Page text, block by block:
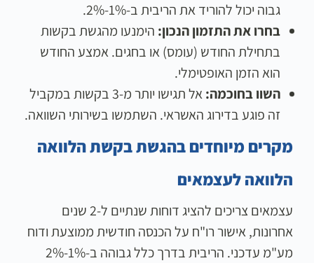
גבוה יכול להוריד את הריבית ב-1%-2%.
בחרו את התזמון הנכון: הימנעו מהגשת בקשות
בתחילת החודש (עומס) או בחגים. אמצע החודש
הוא הזמן האופטימלי.
השוו בחוכמה:
אל תגישו יותר מ-3 בקשות במקביל
זה פוגע בדירוג האשראי. השתמשו בשירותי השוואה.
מקרים מיוחדים בהגשת בקשת הלוואה
הלוואה לעצמאים
עצמאים צריכים להציג דוחות שנתיים ל-2 שנים
אחרונות, אישור רו"ח על הכנסה חודשית ממוצעת ודוח
מע"מ עדכני. הריבית בדרך כלל גבוהה ב-1%-2%